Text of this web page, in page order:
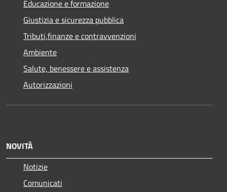
Educazione e formazione
Giustizia e sicurezza pubblica
Tributi,finanze e contravvenzioni
Ambiente
Salute, benessere e assistenza
Autorizzazioni
NOVITÀ
Notizie
Comunicati